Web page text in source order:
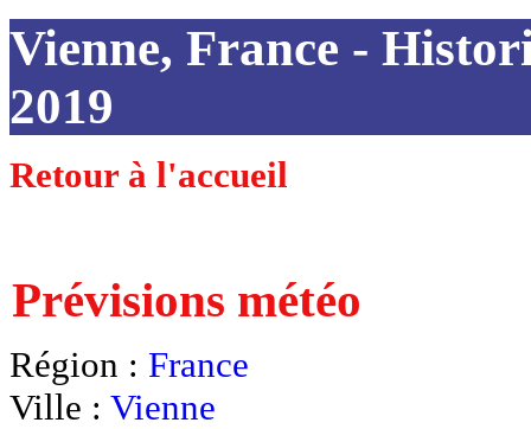
Vienne, France -
2019
Retour à l'accueil
Prévisions météo
Région : France
Ville : Vienne